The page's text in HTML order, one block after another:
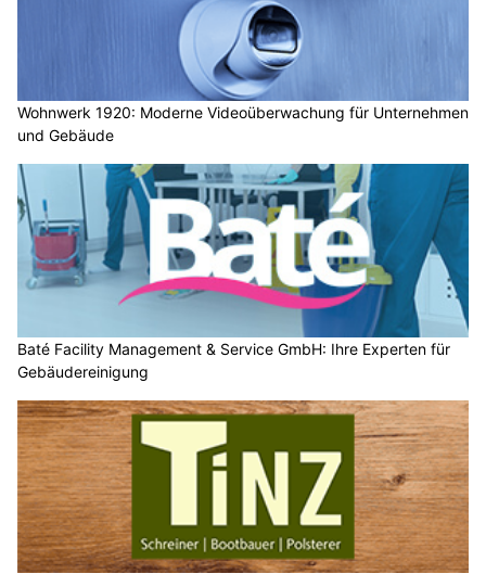
Wohnwerk 1920: Moderne Videoüberwachung für Unternehmen
und Gebäude
Baté Facility Management & Service GmbH: Ihre Experten für
Gebäudereinigung